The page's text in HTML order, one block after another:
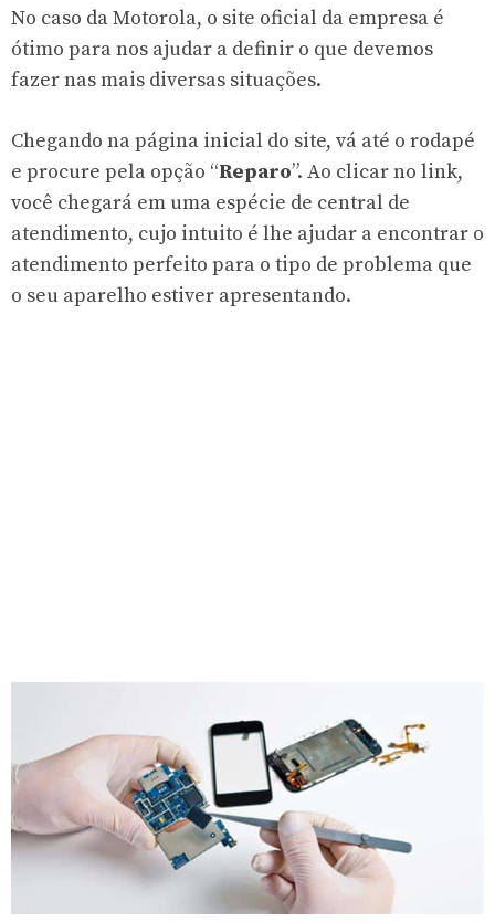
No caso da Motorola, o site oficial da empresa é
ótimo para nos ajudar a definir o que devemos
fazer nas mais diversas situações.
Chegando na página inicial do site, vá até o rodapé
e procure pela opção “Reparo”. Ao clicar no link,
você chegará em uma espécie de central de
atendimento, cujo intuito é lhe ajudar a encontrar o
atendimento perfeito para o tipo de problema que
o seu aparelho estiver apresentando.